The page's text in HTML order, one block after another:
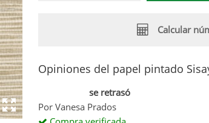
Calcular
Opiniones del papel pintado
se retrasó
Por Vanesa Prados